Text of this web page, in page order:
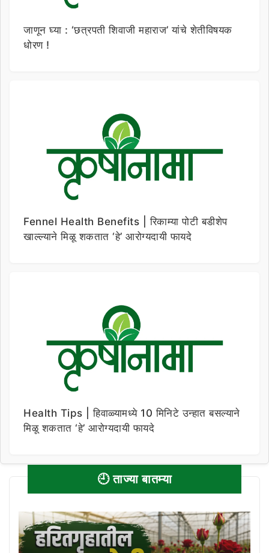
जाणून घ्या : ‘छत्रपती शिवाजी महाराज’ यांचे शेतीविषयक
धोरण !
Fennel Health Benefits | रिकाम्या पोटी बडीशेप
खाल्ल्याने मिळू शकतात ‘हे’ आरोग्यदायी फायदे
Health Tips | हिवाळ्यामध्ये 10 मिनिटे उन्हात बसल्याने
मिळू शकतात ‘हे’ आरोग्यदायी फायदे
🕘 ताज्या बातम्या